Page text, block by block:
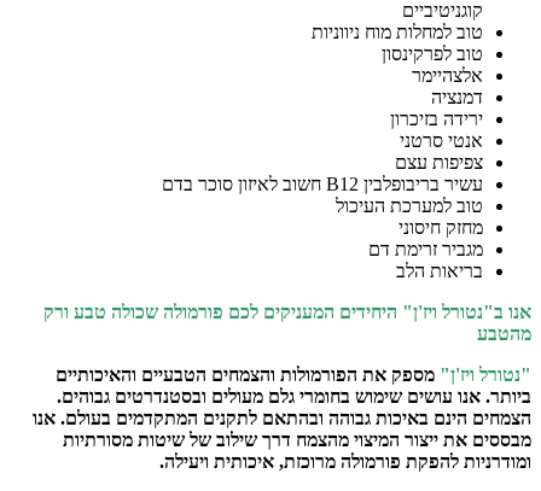
קוגניטיביים
טוב למחלות מוח ניווניות
טוב לפרקינסון
אלצהיימר
דמנציה
ירידה בזיכרון
אנטי סרטני
צפיפות עצם
עשיר בריבופלבין B12 חשוב לאיזון סוכר בדם
טוב למערכת העיכול
מחזק חיסוני
מגביר זרימת דם
בריאות הלב
אנו ב"נטורל ויז'ן" היחידים המעניקים לכם פורמולה שכולה טבע ורק
מהטבע
"נטורל ויז'ן" מספק את הפורמולות והצמחים הטבעיים והאיכותיים
ביותר. אנו עושים שימוש בחומרי גלם מעולים ובסטנדרטים גבוהים.
הצמחים הינם באיכות גבוהה ובהתאם לתקנים המתקדמים בעולם. אנו
מבססים את ייצור המיצוי מהצמח דרך שילוב של שיטות מסורתיות
ומודרניות להפקת פורמולה מרוכזת, איכותית ויעילה.